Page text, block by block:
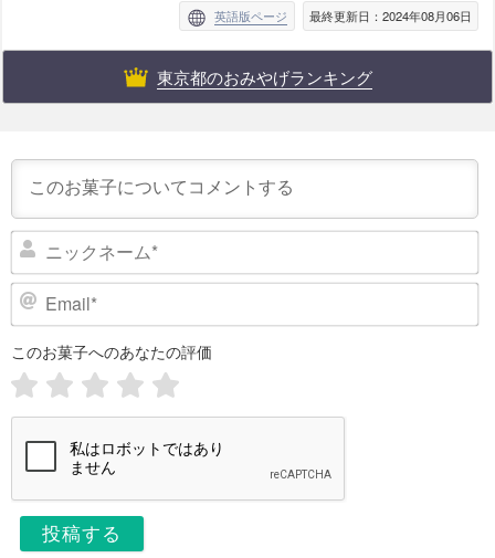
英語版ページ 最終更新日：2024年08月06日
東京都のおみやげランキング
ク
E
このお菓子へのあなたの評価